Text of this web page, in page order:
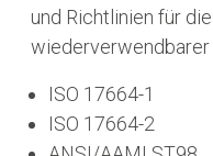
und Richtlinien für
wiederverwendbarer
ISO 17664-1
ISO 17664-2